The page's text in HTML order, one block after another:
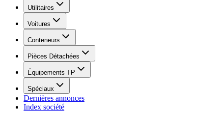
Utilitaires
Voitures
Conteneurs
Pièces Détachées
Équipements TP
Spéciaux
Dernières annonces
Index société